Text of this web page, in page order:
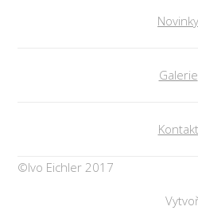
Novinky
Galerie
Kontakt
©Ivo Eichler 2017